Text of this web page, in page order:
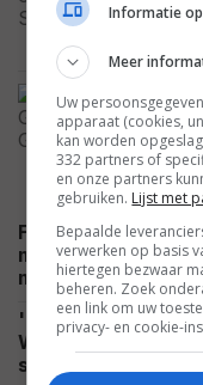
wil ik
Deze
keer
Film over bizarre
maak: eerste
mythologie NIEUWS
'Paddington'-
Wars'-film te
scifi-film van
Informatie
Meer
Uw
apparaat (cookies,
kan worden
332 partners of
en onze partners
gebruiken. Lijst met
Bepaalde
verwerken op basis
hiertegen bezwaar
beheren. Zoek
een link om uw
privacy- en cookie-